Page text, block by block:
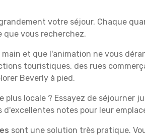
votre séjour. Chaque
que vous recherchez.
et que l'animation ne vous
touristiques, des rues
Beverly à pied.
locale ? Essayez de séjourner
notes pour leur
sont une solution très pratique.